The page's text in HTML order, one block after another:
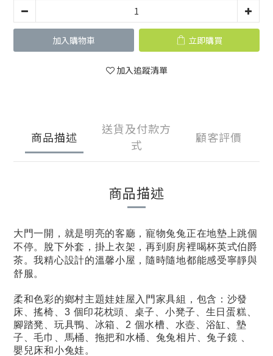
加入購物車 立即購買
加入追蹤清單
商品描述
送貨及付款方
式
顧客評價
商品描述
大門一開，就是明亮的客廳，寵物兔兔正在地墊上跳個
不停。脫下外套，掛上衣架，再到廚房裡喝杯英式伯爵
茶。我精心設計的溫馨小屋，隨時隨地都能感受寧靜與
舒服。
柔和色彩的鄉村主題娃娃屋入門家具組，包含：沙發
床、搖椅、3 個印花枕頭、桌子、小凳子、生日蛋糕、
腳踏凳、玩具鴨、冰箱、2 個水槽、水壺、浴缸、墊
子、毛巾、馬桶、拖把和水桶、兔兔相片、兔子鏡 、
嬰兒床和小兔娃。